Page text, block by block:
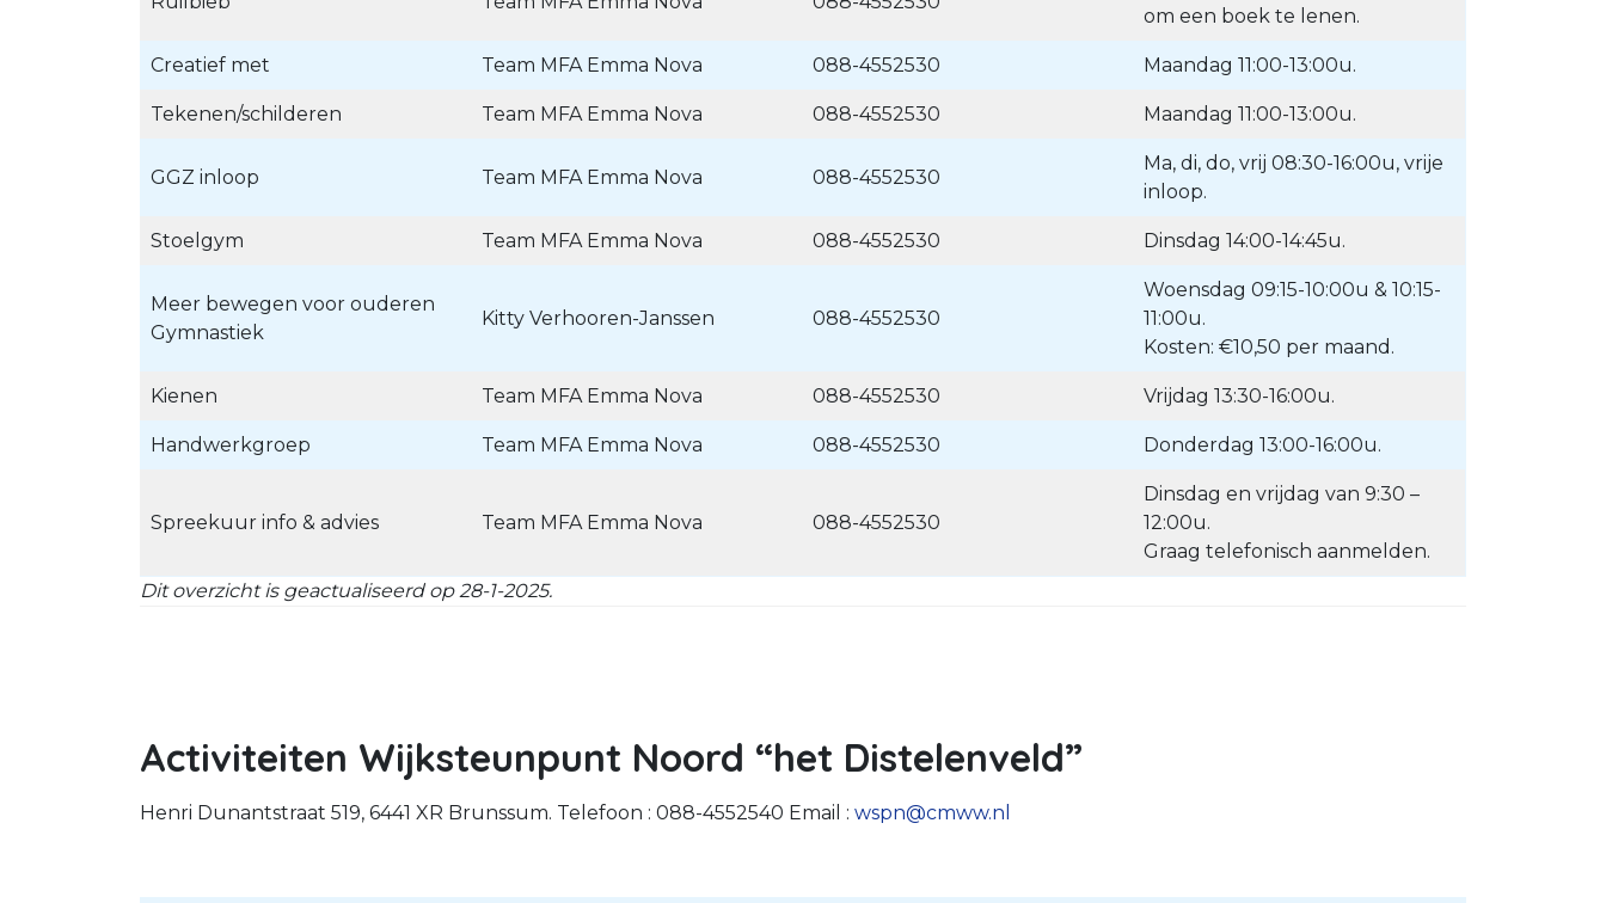
om een boek te lenen.
Creatief met Team MFA Emma Nova 088-4552530 Maandag 11:00-13:00u.
Tekenen/schilderen Team MFA Emma Nova 088-4552530 Maandag 11:00-13:00u.
GGZ inloop Team MFA Emma Nova 088-4552530
Ma, di, do, vrij 08:30-16:00u, vrije
inloop.
Stoelgym Team MFA Emma Nova 088-4552530 Dinsdag 14:00-14:45u.
Meer bewegen voor ouderen
Gymnastiek
Kitty Verhooren-Janssen 088-4552530
Woensdag 09:15-10:00u & 10:15-
11:00u.
Kosten: €10,50 per maand.
Kienen Team MFA Emma Nova 088-4552530 Vrijdag 13:30-16:00u.
Handwerkgroep Team MFA Emma Nova 088-4552530 Donderdag 13:00-16:00u.
Spreekuur info & advies Team MFA Emma Nova 088-4552530
Dinsdag en vrijdag van 9:30 –
12:00u.
Graag telefonisch aanmelden.
Dit overzicht is geactualiseerd op 28-1-2025.
Activiteiten Wijksteunpunt Noord “het Distelenveld”
Henri Dunantstraat 519, 6441 XR Brunssum. Telefoon : 088-4552540 Email : wspn@cmww.nl